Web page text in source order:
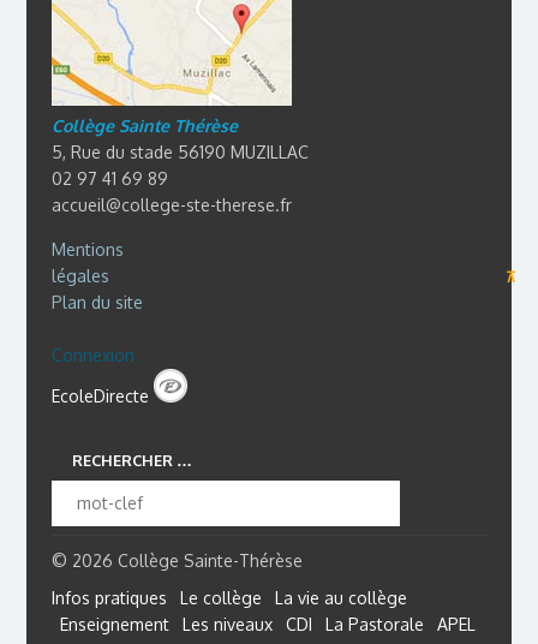
Collège Sainte Thérèse
5, Rue du stade 56190 MUZILLAC
02 97 41 69 89
accueil@college-ste-therese.fr
Mentions
légales
⊼
Plan du site
Connexion
EcoleDirecte
RECHERCHER …
© 2026 Collège Sainte-Thérèse
Infos pratiques
Le collège
La vie au collège
Enseignement
Les niveaux CDI La Pastorale APEL